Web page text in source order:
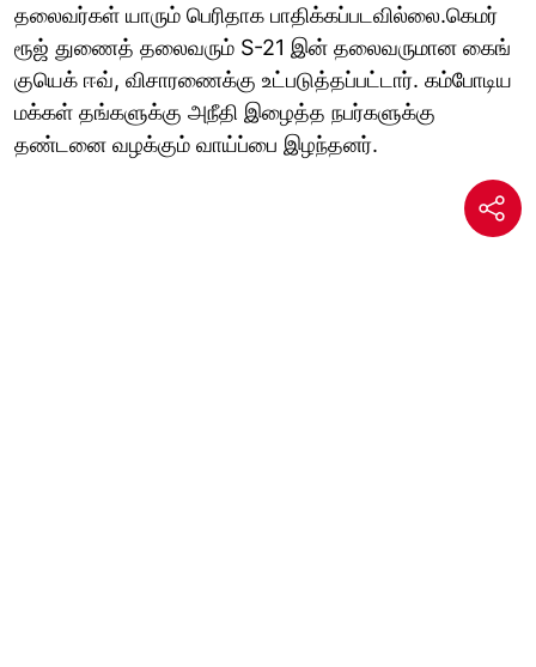
தலைவர்கள் யாரும் பெரிதாக பாதிக்கப்படவில்லை.கெமர்
ரூஜ் துணைத் தலைவரும் S-21 இன் தலைவருமான கைங்
குயெக் ஈவ், விசாரணைக்கு உட்படுத்தப்பட்டார். கம்போடிய
மக்கள் தங்களுக்கு அநீதி இழைத்த நபர்களுக்கு
தண்டனை வழக்கும் வாய்ப்பை இழந்தனர்.